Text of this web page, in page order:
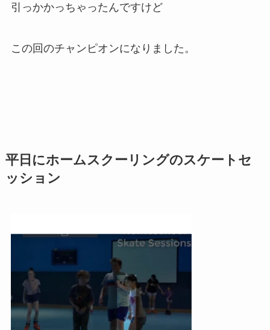
引っかかっちゃったんですけど
この回のチャンピオンになりました。
平日にホームスクーリングのスケートセ
ッション